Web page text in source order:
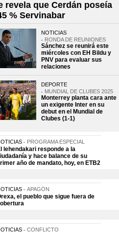
revela que Cerdán poseía
% Servinabar
NOTICIAS
RONDA DE REUNIONES
Sánchez se reunirá este
miércoles con EH Bildu y
PNV para evaluar sus
relaciones
DEPORTE
MUNDIAL DE CLUBES 2025
Monterrey planta cara ante
un exigente Inter en su
debut en el Mundial de
Clubes (1-1)
PROGRAMA ESPECIAL
lehendakari responde a la
y hace balance de su
año de mandato, hoy, en ETB2
APAGÓN
el pueblo que sigue fuera de
CONFLICTO